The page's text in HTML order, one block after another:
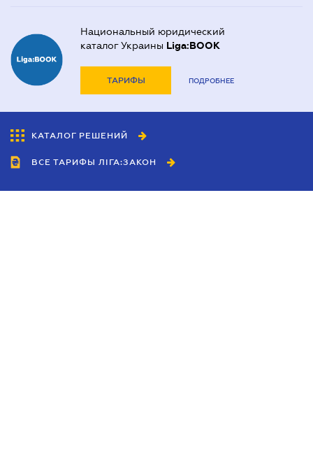
Национальный юридический
каталог Украины Liga:BOOK
ТАРИФЫ ПОДРОБНЕЕ
КАТАЛОГ РЕШЕНИЙ
ВСЕ ТАРИФЫ ЛІГА:ЗАКОН